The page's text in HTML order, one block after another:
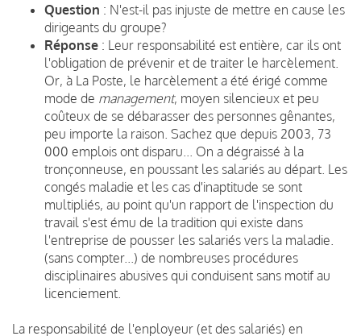
Question : N'est-il pas injuste de mettre en cause les
dirigeants du groupe?
Réponse : Leur responsabilité est entière, car ils ont
l'obligation de prévenir et de traiter le harcèlement.
Or, à La Poste, le harcèlement a été érigé comme
mode de management, moyen silencieux et peu
coûteux de se débarasser des personnes gênantes,
peu importe la raison. Sachez que depuis 2003, 73
000 emplois ont disparu... On a dégraissé à la
tronçonneuse, en poussant les salariés au départ. Les
congés maladie et les cas d'inaptitude se sont
multipliés, au point qu'un rapport de l'inspection du
travail s'est ému de la tradition qui existe dans
l'entreprise de pousser les salariés vers la maladie.
(sans compter...) de nombreuses procédures
disciplinaires abusives qui conduisent sans motif au
licenciement.
La responsabilité de l'enployeur (et des salariés) en